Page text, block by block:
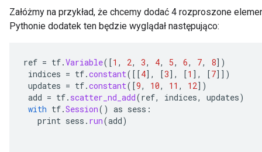
Załóżmy na przykład, że chcemy dodać 4 rozproszone
Pythonie dodatek ten będzie wyglądał następująco:
ref = tf.Variable( [1 , 2, 3, 4, 5, 6, 7, 8] )
indices = tf.constant( [[4] , [3] , [1 ] , [7]] )
updates = tf.constant( [9, 10, 11 , 12] )
add = tf. scatter_nd_add(ref, indices, updates)
with tf.Session() as sess :
print sess . run(add)